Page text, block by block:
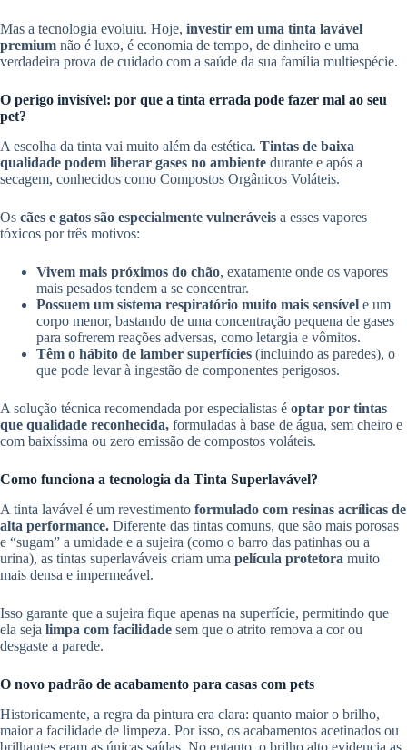
Mas a tecnologia evoluiu. Hoje, investir em uma tinta lavável
premium não é luxo, é economia de tempo, de dinheiro e uma
verdadeira prova de cuidado com a saúde da sua família multiespécie.
O perigo invisível: por que a tinta errada pode fazer mal ao seu
pet?
A escolha da tinta vai muito além da estética. Tintas de baixa
qualidade podem liberar gases no ambiente durante e após a
secagem, conhecidos como Compostos Orgânicos Voláteis.
Os cães e gatos são especialmente vulneráveis a esses vapores
tóxicos por três motivos:
Vivem mais próximos do chão, exatamente onde os vapores
mais pesados tendem a se concentrar.
Possuem um sistema respiratório muito mais sensível e um
corpo menor, bastando de uma concentração pequena de gases
para sofrerem reações adversas, como letargia e vômitos.
Têm o hábito de lamber superfícies (incluindo as paredes), o
que pode levar à ingestão de componentes perigosos.
A solução técnica recomendada por especialistas é optar por tintas
que qualidade reconhecida, formuladas à base de água, sem cheiro e
com baixíssima ou zero emissão de compostos voláteis.
Como funciona a tecnologia da Tinta Superlavável?
A tinta lavável é um revestimento formulado com resinas acrílicas de
alta performance. Diferente das tintas comuns, que são mais porosas
e “sugam” a umidade e a sujeira (como o barro das patinhas ou a
urina), as tintas superlaváveis criam uma película protetora muito
mais densa e impermeável.
Isso garante que a sujeira fique apenas na superfície, permitindo que
ela seja limpa com facilidade sem que o atrito remova a cor ou
desgaste a parede.
O novo padrão de acabamento para casas com pets
Historicamente, a regra da pintura era clara: quanto maior o brilho,
maior a facilidade de limpeza. Por isso, os acabamentos acetinados ou
brilhantes eram as únicas saídas. No entanto, o brilho alto evidencia as